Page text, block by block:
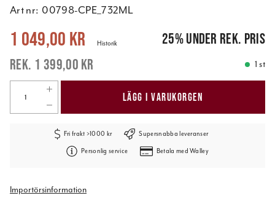
Art nr: 00798-CPE_732ML
Nuvarande pris: 1 049,00 kr 1 399,00 kr
1 049,00 kr
1 399,00 kr
Historik 25%under rek. pris
1 st
LÄGG I VARUKORGEN
Fri frakt >1000 kr Supersnabba leveranser
Personlig service Betala med Walley
Importörsinformation